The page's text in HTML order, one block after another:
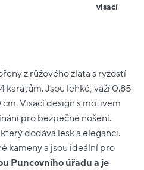
z růžového zlata s ryzostí
karátům. Jsou lehké, váží 0.85
cm. Visací design s motivem
pro bezpečné nošení.
dodává lesk a eleganci.
kameny a jsou ideální pro
Puncovního úřadu a je
visací